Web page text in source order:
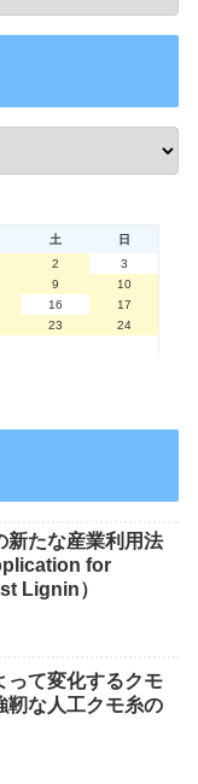
土
日
2
3
9
10
16
17
23
24
新たな産業利用法
for
Lignin）
って変化するクモ
靭な人工クモ糸の